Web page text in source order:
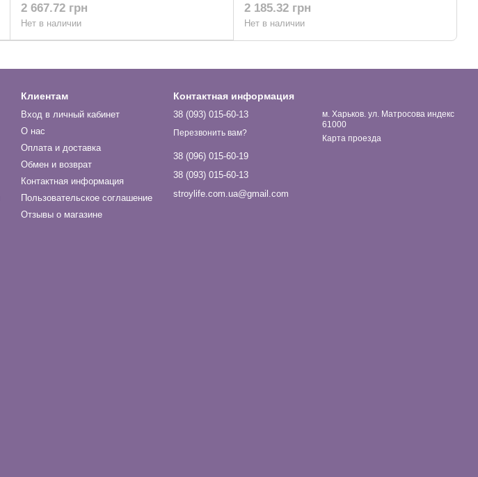
2 667.72 грн
Нет в наличии
2 185.32 грн
Нет в наличии
Клиентам
Вход в личный кабинет
О нас
Оплата и доставка
Обмен и возврат
Контактная информация
Пользовательское соглашение
Отзывы о магазине
Контактная информация
38 (093) 015-60-13
Перезвонить вам?
38 (096) 015-60-19
38 (093) 015-60-13
stroylife.com.ua@gmail.com
м. Харьков. ул. Матросова индекс
61000
Карта проезда